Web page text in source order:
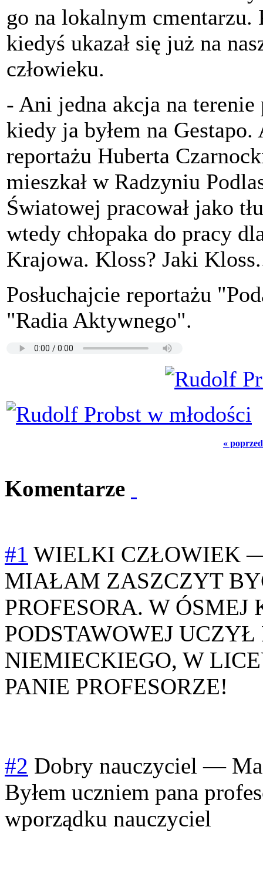
go na lokalnym
kiedyś ukazał się już na
człowieku.
- Ani jedna akcja na terenie
kiedy ja byłem na
reportażu Huberta
mieszkał w Radzyniu
Światowej pracował jako
wtedy chłopaka do pracy
Krajowa. Kloss? Jaki
Posłuchajcie reportażu
"Radia Aktywnego".
«
Komentarze
#1 WIELKI CZŁOWIEK
MIAŁAM ZASZCZYT
PROFESORA. W
PODSTAWOWEJ
NIEMIECKIEGO, W
PANIE PROFESORZE!
#2 Dobry nauczyciel —
Byłem uczniem pana
wporządku nauczyciel